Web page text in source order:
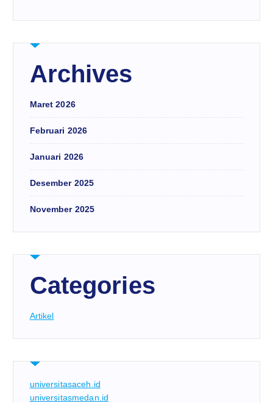
Archives
Maret 2026
Februari 2026
Januari 2026
Desember 2025
November 2025
Categories
Artikel
universitasaceh.id
universitasmedan.id